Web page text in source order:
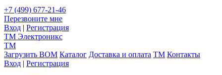
+7 (499) 677-21-46
Перезвоните мне
Вход | Регистрация
TM Электроникс
TM
Загрузить BOM Каталог Доставка и оплата TM Контакты
Вход | Регистрация